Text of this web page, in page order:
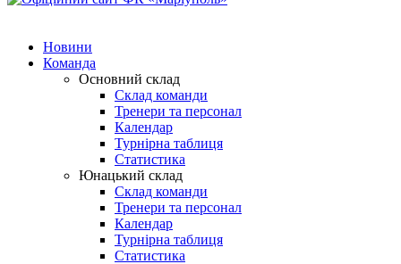
Новини
Команда
Основний склад
Склад команди
Тренери та персонал
Календар
Турнірна таблиця
Статистика
Юнацький склад
Склад команди
Тренери та персонал
Календар
Турнірна таблиця
Статистика